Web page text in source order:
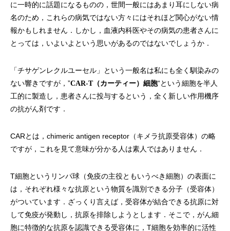
に一時的に話題になるものの，世間一般にはあまり耳にしない病
名のため，これらの病気ではない方々にはそれほど関心がない情
報かもしれません．しかし，血液内科医やその病気の患者さんに
とっては，いよいよという思いがあるのではないでしょうか．
「チサゲンレクルユーセル」という一般名は私にも全く馴染みの
ない響きですが，”CAR-T（カーティー）細胞“という細胞を半人
工的に製造し，患者さんに投与するという，全く新しい作用機序
の抗がん剤です．
CARとは，chimeric antigen receptor（キメラ抗原受容体）の略
ですが，これを見て意味が分かる人は素人ではありません．
T細胞というリンパ球（免疫の主役ともいうべき細胞）の表面に
は，それぞれ様々な抗原という物質を識別できる分子（受容体）
がついています．ざっくり言えば，受容体が結合できる抗原に対
して免疫が発動し，抗原を排除しようとします．そこで，がん細
胞に特徴的な抗原を認識できる受容体に，T細胞を効率的に活性